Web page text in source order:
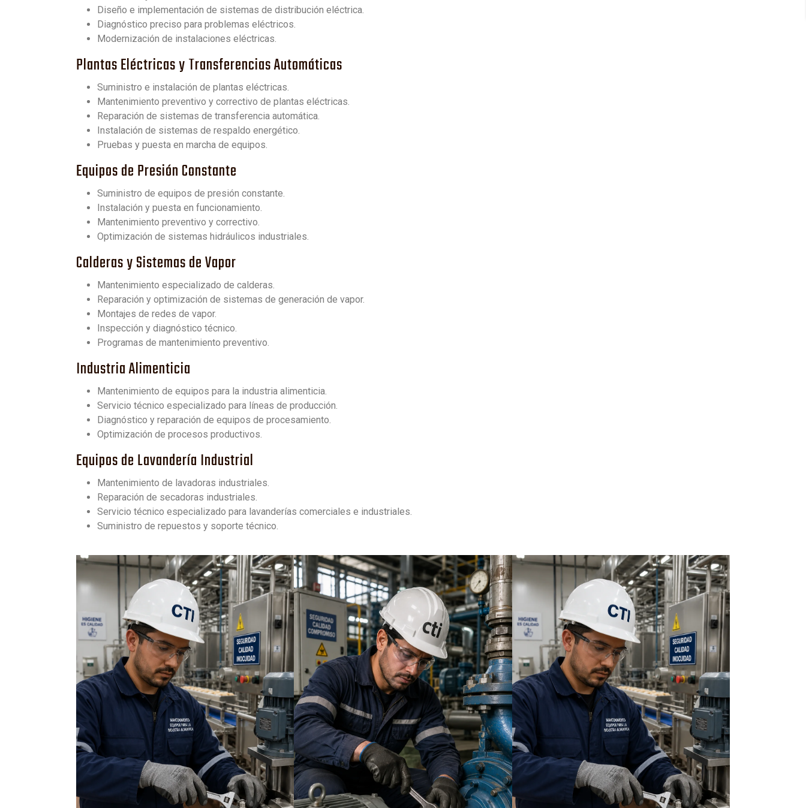
Diseño e implementación de sistemas de distribución eléctrica.
Diagnóstico preciso para problemas eléctricos.
Modernización de instalaciones eléctricas.
Plantas Eléctricas y Transferencias Automáticas
Suministro e instalación de plantas eléctricas.
Mantenimiento preventivo y correctivo de plantas eléctricas.
Reparación de sistemas de transferencia automática.
Instalación de sistemas de respaldo energético.
Pruebas y puesta en marcha de equipos.
Equipos de Presión Constante
Suministro de equipos de presión constante.
Instalación y puesta en funcionamiento.
Mantenimiento preventivo y correctivo.
Optimización de sistemas hidráulicos industriales.
Calderas y Sistemas de Vapor
Mantenimiento especializado de calderas.
Reparación y optimización de sistemas de generación de vapor.
Montajes de redes de vapor.
Inspección y diagnóstico técnico.
Programas de mantenimiento preventivo.
Industria Alimenticia
Mantenimiento de equipos para la industria alimenticia.
Servicio técnico especializado para líneas de producción.
Diagnóstico y reparación de equipos de procesamiento.
Optimización de procesos productivos.
Equipos de Lavandería Industrial
Mantenimiento de lavadoras industriales.
Reparación de secadoras industriales.
Servicio técnico especializado para lavanderías comerciales e industriales.
Suministro de repuestos y soporte técnico.